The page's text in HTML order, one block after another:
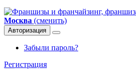
Москва (сменить)
Авторизация
Забыли пароль?
Регистрация